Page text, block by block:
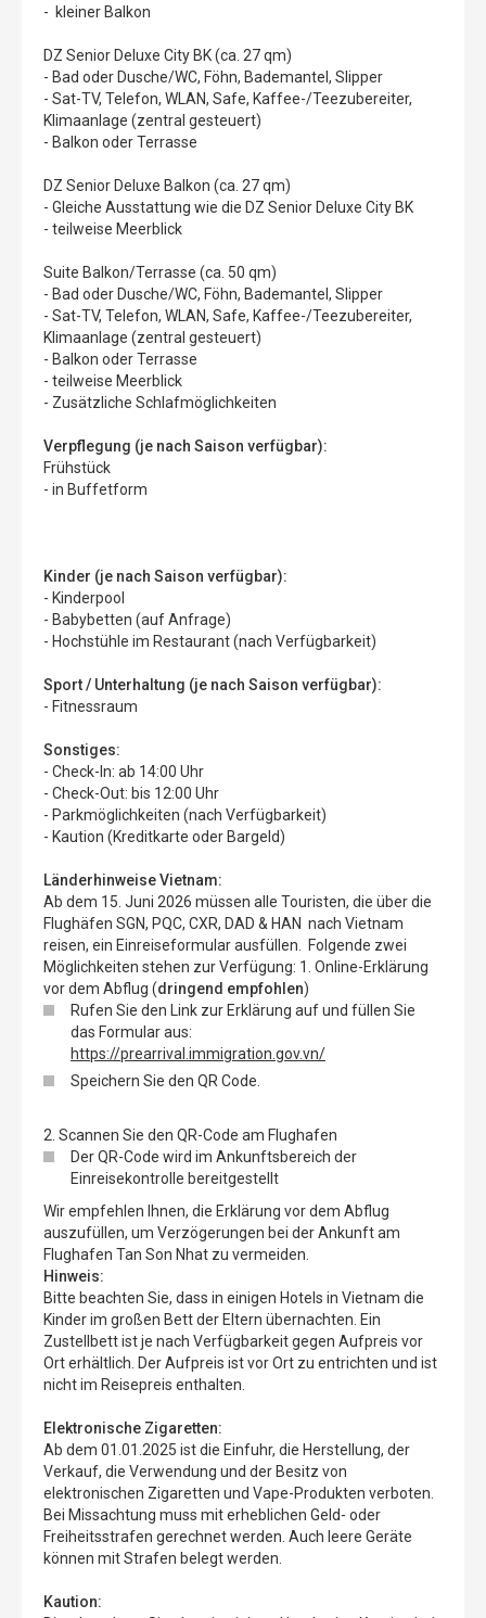
- kleiner Balkon
DZ Senior Deluxe City BK (ca. 27 qm)
- Bad oder Dusche/WC, Föhn, Bademantel, Slipper
- Sat-TV, Telefon, WLAN, Safe, Kaffee-/Teezubereiter,
Klimaanlage (zentral gesteuert)
- Balkon oder Terrasse
DZ Senior Deluxe Balkon (ca. 27 qm)
- Gleiche Ausstattung wie die DZ Senior Deluxe City BK
- teilweise Meerblick
Suite Balkon/Terrasse (ca. 50 qm)
- Bad oder Dusche/WC, Föhn, Bademantel, Slipper
- Sat-TV, Telefon, WLAN, Safe, Kaffee-/Teezubereiter,
Klimaanlage (zentral gesteuert)
- Balkon oder Terrasse
- teilweise Meerblick
- Zusätzliche Schlafmöglichkeiten
Verpflegung (je nach Saison verfügbar):
Frühstück
- in Buffetform
Kinder (je nach Saison verfügbar):
- Kinderpool
- Babybetten (auf Anfrage)
- Hochstühle im Restaurant (nach Verfügbarkeit)
Sport / Unterhaltung (je nach Saison verfügbar):
- Fitnessraum
Sonstiges:
- Check-In: ab 14:00 Uhr
- Check-Out: bis 12:00 Uhr
- Parkmöglichkeiten (nach Verfügbarkeit)
- Kaution (Kreditkarte oder Bargeld)
Länderhinweise Vietnam:
Ab dem 15. Juni 2026 müssen alle Touristen, die über die
Flughäfen SGN, PQC, CXR, DAD & HAN nach Vietnam
reisen, ein Einreiseformular ausfüllen. Folgende zwei
Möglichkeiten stehen zur Verfügung: 1. Online-Erklärung
vor dem Abflug (dringend empfohlen)
Rufen Sie den Link zur Erklärung auf und füllen Sie
das Formular aus:
https://prearrival.immigration.gov.vn/
Speichern Sie den QR Code.
2. Scannen Sie den QR-Code am Flughafen
Der QR-Code wird im Ankunftsbereich der
Einreisekontrolle bereitgestellt
Wir empfehlen Ihnen, die Erklärung vor dem Abflug
auszufüllen, um Verzögerungen bei der Ankunft am
Flughafen Tan Son Nhat zu vermeiden.
Hinweis:
Bitte beachten Sie, dass in einigen Hotels in Vietnam die
Kinder im großen Bett der Eltern übernachten. Ein
Zustellbett ist je nach Verfügbarkeit gegen Aufpreis vor
Ort erhältlich. Der Aufpreis ist vor Ort zu entrichten und ist
nicht im Reisepreis enthalten.
Elektronische Zigaretten:
Ab dem 01.01.2025 ist die Einfuhr, die Herstellung, der
Verkauf, die Verwendung und der Besitz von
elektronischen Zigaretten und Vape-Produkten verboten.
Bei Missachtung muss mit erheblichen Geld- oder
Freiheitsstrafen gerechnet werden. Auch leere Geräte
können mit Strafen belegt werden.
Kaution: